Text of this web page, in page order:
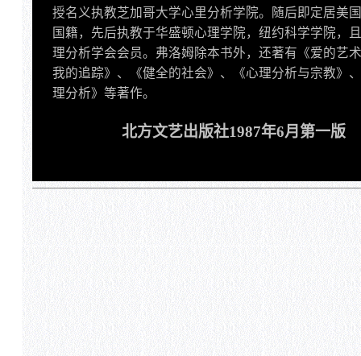
授名义执教芝加哥大学心里分析学院。随后即定居美
国籍，先后执教于华盛顿心理学院，纽约科学学院，
理分析学会会员。弗洛姆除本书外，还著有《爱的艺
我的追踪》、《健全的社会》、《心理分析与宗教》
理分析》等著作。
北方文艺出版社1987年6月第一版